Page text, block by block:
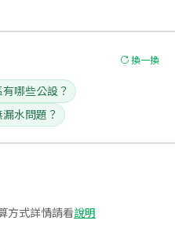
換一換
哪些公設？
水問題？
方式詳情請看說明